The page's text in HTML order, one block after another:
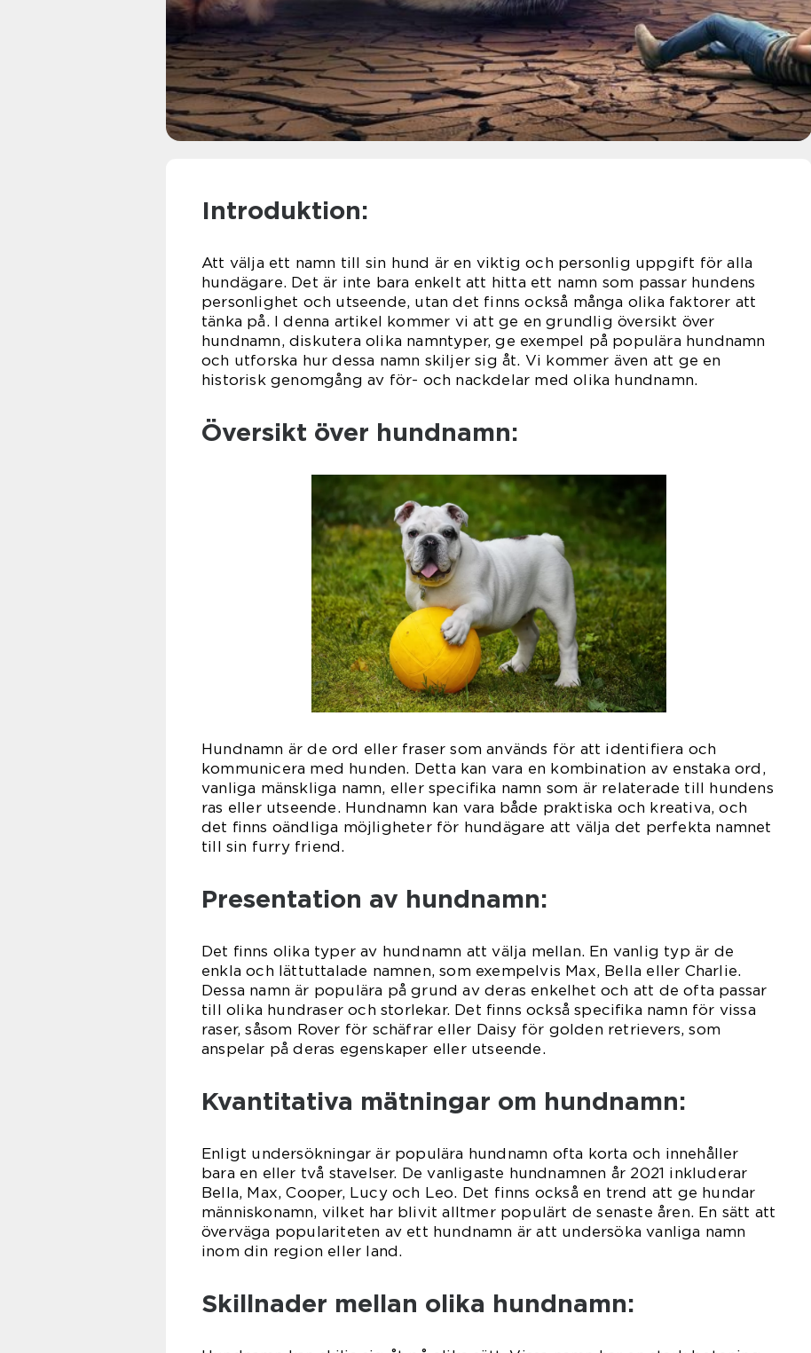
Introduktion:
Att välja ett namn till sin hund är en viktig och personlig uppgift för alla
hundägare. Det är inte bara enkelt att hitta ett namn som passar hundens
personlighet och utseende, utan det finns också många olika faktorer att
tänka på. I denna artikel kommer vi att ge en grundlig översikt över
hundnamn, diskutera olika namntyper, ge exempel på populära hundnamn
och utforska hur dessa namn skiljer sig åt. Vi kommer även att ge en
historisk genomgång av för- och nackdelar med olika hundnamn.
Översikt över hundnamn:
Hundnamn är de ord eller fraser som används för att identiﬁera och
kommunicera med hunden. Detta kan vara en kombination av enstaka ord,
vanliga mänskliga namn, eller speciﬁka namn som är relaterade till hundens
ras eller utseende. Hundnamn kan vara både praktiska och kreativa, och
det ﬁnns oändliga möjligheter för hundägare att välja det perfekta namnet
till sin furry friend.
Presentation av hundnamn:
Det ﬁnns olika typer av hundnamn att välja mellan. En vanlig typ är de
enkla och lättuttalade namnen, som exempelvis Max, Bella eller Charlie.
Dessa namn är populära på grund av deras enkelhet och att de ofta passar
till olika hundraser och storlekar. Det ﬁnns också speciﬁka namn för vissa
raser, såsom Rover för schäfrar eller Daisy för golden retrievers, som
anspelar på deras egenskaper eller utseende.
Kvantitativa mätningar om hundnamn:
Enligt undersökningar är populära hundnamn ofta korta och innehåller
bara en eller två stavelser. De vanligaste hundnamnen år 2021 inkluderar
Bella, Max, Cooper, Lucy och Leo. Det finns också en trend att ge hundar
människonamn, vilket har blivit alltmer populärt de senaste åren. En sätt att
överväga populariteten av ett hundnamn är att undersöka vanliga namn
inom din region eller land.
Skillnader mellan olika hundnamn: